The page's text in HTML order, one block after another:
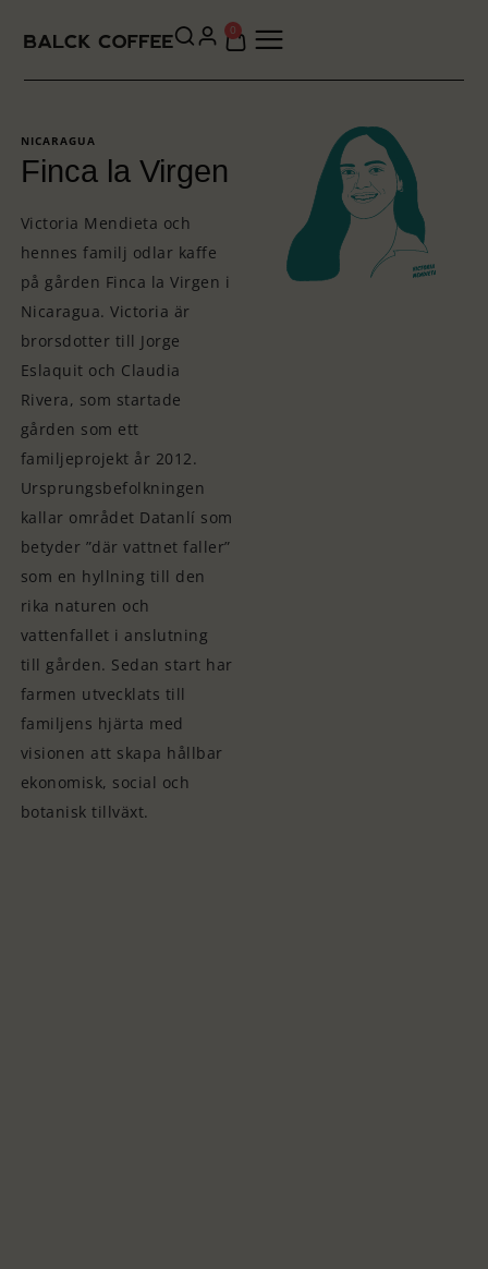
0
NICARAGUA
Finca la Virgen
Victoria Mendieta och
hennes familj odlar kaffe
på gården Finca la Virgen i
Nicaragua. Victoria är
brorsdotter till Jorge
Eslaquit och Claudia
Rivera, som startade
gården som ett
familjeprojekt år 2012.
Ursprungsbefolkningen
kallar området Datanlí som
betyder ”där vattnet faller”
som en hyllning till den
rika naturen och
vattenfallet i anslutning
till gården. Sedan start har
farmen utvecklats till
familjens hjärta med
visionen att skapa hållbar
ekonomisk, social och
botanisk tillväxt.